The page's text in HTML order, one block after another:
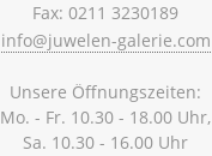
Fax: 0211 3230189
info@juwelen-galerie.com
Unsere Öffnungszeiten:
Mo. - Fr. 10.30 - 18.00 Uhr,
Sa. 10.30 - 16.00 Uhr